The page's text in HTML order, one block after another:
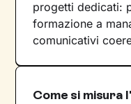
progetti dedicati:
formazione a
comunicativi
Come si misura